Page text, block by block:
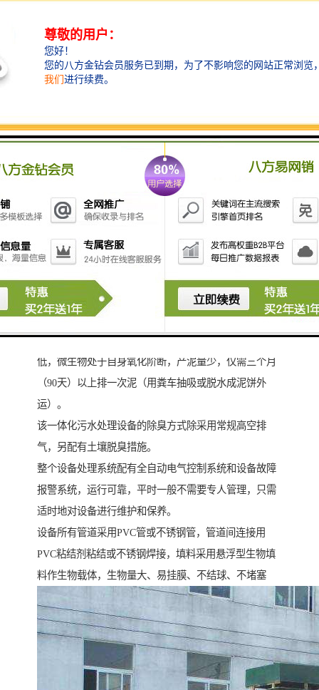
生化池采用生物接触氧化法，其填料的体积负荷比较
低，微生物处于自身氧化阶断，产泥量少，仅需三个月
（90天）以上排一次泥（用粪车抽吸或脱水成泥饼外
运）。
该一体化污水处理设备的除臭方式除采用常规高空排
气，另配有土壤脱臭措施。
整个设备处理系统配有全自动电气控制系统和设备故障
报警系统，运行可靠，平时一般不需要专人管理，只需
适时地对设备进行维护和保养。
设备所有管道采用PVC管或不锈钢管，管道间连接用
PVC粘结剂粘结或不锈钢焊接，填料采用悬浮型生物填
料作生物载体，生物量大、易挂膜、不结球、不堵塞